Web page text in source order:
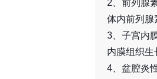
2、前列腺
体内前列腺
3、子宫内
内膜组织生
4、盆腔炎